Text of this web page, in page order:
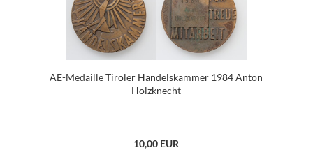
AE-Medaille Tiroler Handelskammer 1984 Anton
Holzknecht
10,00 EUR